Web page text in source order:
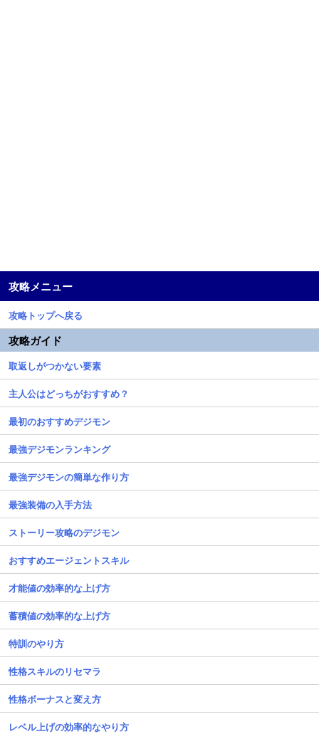
攻略メニュー
攻略トップへ戻る
攻略ガイド
取返しがつかない要素
主人公はどっちがおすすめ？
最初のおすすめデジモン
最強デジモンランキング
最強デジモンの簡単な作り方
最強装備の入手方法
ストーリー攻略のデジモン
おすすめエージェントスキル
才能値の効率的な上げ方
蓄積値の効率的な上げ方
特訓のやり方
性格スキルのリセマラ
性格ボーナスと変え方
レベル上げの効率的なやり方